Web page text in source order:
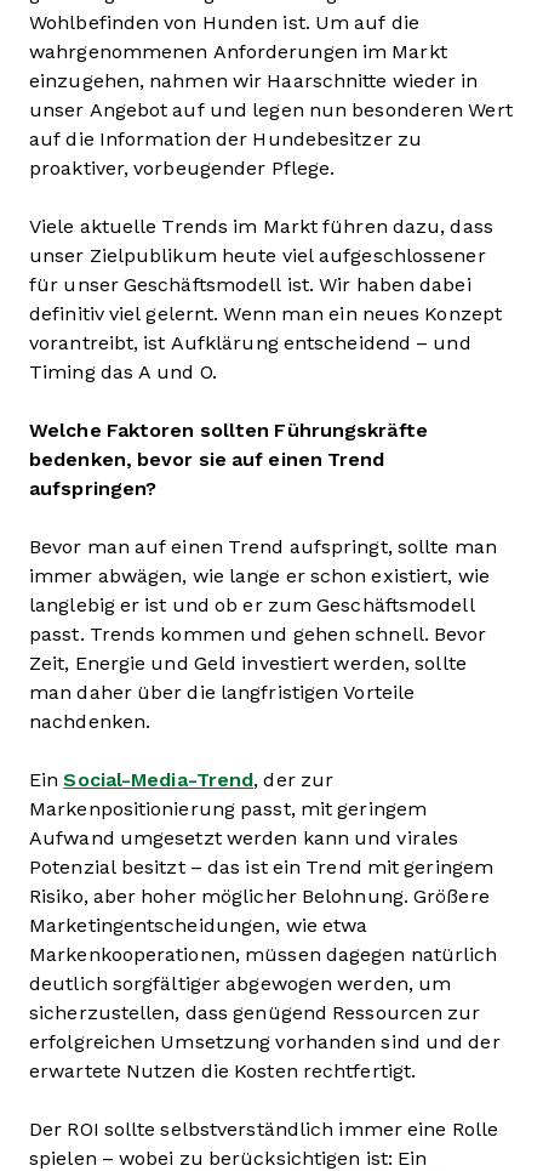
Wohlbefinden von Hunden ist. Um auf die
wahrgenommenen Anforderungen im Markt
einzugehen, nahmen wir Haarschnitte wieder in
unser Angebot auf und legen nun besonderen Wert
auf die Information der Hundebesitzer zu
proaktiver, vorbeugender Pflege.
Viele aktuelle Trends im Markt führen dazu, dass
unser Zielpublikum heute viel aufgeschlossener
für unser Geschäftsmodell ist. Wir haben dabei
definitiv viel gelernt. Wenn man ein neues Konzept
vorantreibt, ist Aufklärung entscheidend – und
Timing das A und O.
Welche Faktoren sollten Führungskräfte
bedenken, bevor sie auf einen Trend
aufspringen?
Bevor man auf einen Trend aufspringt, sollte man
immer abwägen, wie lange er schon existiert, wie
langlebig er ist und ob er zum Geschäftsmodell
passt. Trends kommen und gehen schnell. Bevor
Zeit, Energie und Geld investiert werden, sollte
man daher über die langfristigen Vorteile
nachdenken.
EinSocial-Media-Trend, der zur
Markenpositionierung passt, mit geringem
Aufwand umgesetzt werden kann und virales
Potenzial besitzt – das ist ein Trend mit geringem
Risiko, aber hoher möglicher Belohnung. Größere
Marketingentscheidungen, wie etwa
Markenkooperationen, müssen dagegen natürlich
deutlich sorgfältiger abgewogen werden, um
sicherzustellen, dass genügend Ressourcen zur
erfolgreichen Umsetzung vorhanden sind und der
erwartete Nutzen die Kosten rechtfertigt.
Der ROI sollte selbstverständlich immer eine Rolle
spielen – wobei zu berücksichtigen ist: Ein